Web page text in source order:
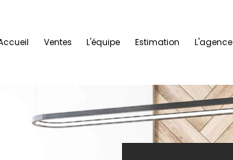
accueil ventes l'équipe estimation l'agence